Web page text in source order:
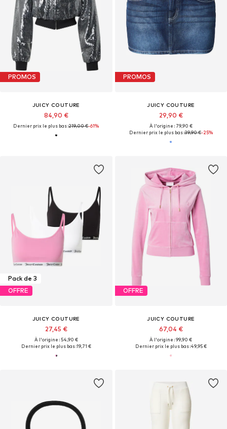
PROMOS
JUICY COUTURE
84,90 €
Dernier prix le plus bas :219,00 €-61%
PROMOS
JUICY COUTURE
29,90 €
À l'origine : 79,90 €
Dernier prix le plus bas :39,90 €-25%
Pack de 3
OFFRE
JUICY COUTURE
27,45 €
À l'origine : 54,90 €
Dernier prix le plus bas :19,71 €
OFFRE
JUICY COUTURE
67,04 €
À l'origine : 99,90 €
Dernier prix le plus bas :49,95 €